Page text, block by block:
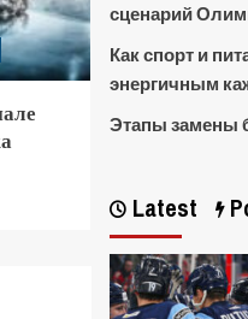
сценарий
Как спорт и
энергичным
Этапы замены
Latest